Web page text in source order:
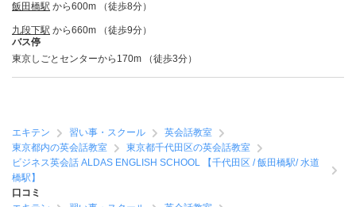
飯田橋駅 から600m （徒歩8分）
九段下駅 から660m （徒歩9分）
バス停
東京しごとセンターから170m （徒歩3分）
エキテン 習い事・スクール
英会話教室
東京都内の英会話教室
東京都千代田区の英会話教室
ビジネス英会話 ALDAS ENGLISH SCHOOL 【千代田区 / 飯田橋駅/ 水道
橋駅】
口コミ